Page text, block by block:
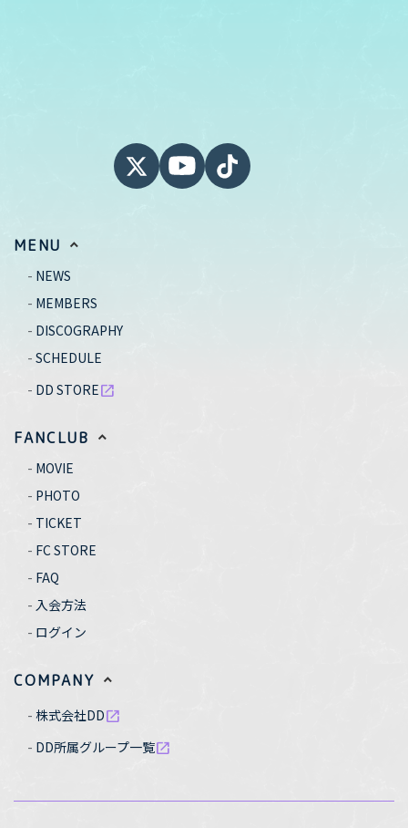
MENU
NEWS
MEMBERS
DISCOGRAPHY
SCHEDULE
DD STOREopen_in_new
FANCLUB
MOVIE
PHOTO
TICKET
FC STORE
FAQ
入会方法
ログイン
COMPANY
株式会社DDopen_in_new
DD所属グループ一覧open_in_new